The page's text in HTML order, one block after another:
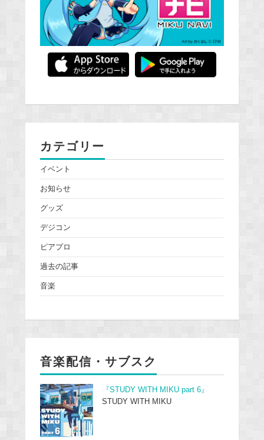
カテゴリー
イベント
お知らせ
グッズ
デジコン
ピアプロ
過去の記事
音楽
音楽配信・サブスク
『STUDY WITH MIKU part 6』
STUDY WITH MIKU